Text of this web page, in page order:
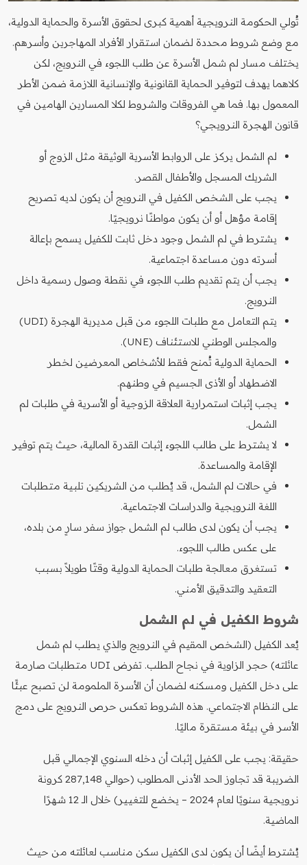
تُولي الحكومة النرويجية أهمية كبرى لحقوق الأسرة والحماية الدولية،
مع وضع شروط محددة لضمان استقرار الأفراد المهاجرين وأسرهم.
يختلف مسار لم شمل الأسرة عن طلب اللجوء في النرويج، لكن
كلاهما يهدف لتوفير الحماية القانونية والإنسانية اللازمة ضمن الأطر
المعمول بها. فما هي الفروقات والشروط لكلا المسارين الهامين في
قانون الهجرة النرويجي؟
لم الشمل يركز على الروابط الأسرية الوثيقة مثل الزوج أو
الشريك المسجل والأطفال القصر.
يجب على الشخص الكفيل في النرويج أن يكون لديه تصريح
إقامة مؤهل أو أن يكون مواطنًا نرويجيًا.
يشترط في لم الشمل وجود دخل ثابت للكفيل يسمح بإعالة
أسرته دون مساعدة اجتماعية.
يجب أن يتم تقديم طلب اللجوء في نقطة وصول رسمية داخل
النرويج.
يتم التعامل مع طلبات اللجوء من قبل مديرية الهجرة (UDI)
والمجلس الوطني للاستئناف (UNE).
الحماية الدولية تُمنح فقط للأشخاص المعرضين لخطر
الاضطهاد أو الأذى الجسيم في وطنهم.
يجب إثبات استمرارية العلاقة الزوجية أو الأسرية في طلبات لم
الشمل.
لا يشترط على طالب اللجوء إثبات القدرة المالية، حيث يتم توفير
الإقامة والمساعدة.
في حالات لم الشمل، قد يُطلب من الشريكين تلبية متطلبات
اللغة النرويجية والدراسات الاجتماعية.
يجب أن يكون لدى طالب لم الشمل جواز سفر سارٍ من بلده،
على عكس طالب اللجوء.
تستغرق معالجة طلبات الحماية الدولية وقتًا طويلاً بسبب
التعقيد والتدقيق الأمني.
شروط الكفيل في لم الشمل
يُعد الكفيل (الشخص المقيم في النرويج والذي يطلب لم شمل
عائلته) حجر الزاوية في نجاح الطلب. تفرض UDI متطلبات صارمة
على دخل الكفيل ومسكنه لضمان أن الأسرة الملمومة لن تصبح عبئًا
على النظام الاجتماعي. هذه الشروط تعكس حرص النرويج على دمج
الأسر في بيئة مستقرة ماليًا.
حقيقة: يجب على الكفيل إثبات أن دخله السنوي الإجمالي قبل
الضريبة قد تجاوز الحد الأدنى المطلوب (حوالي 287,148 كرونة
نرويجية سنويًا لعام 2024 – يخضع للتغيير) خلال الـ 12 شهرًا
الماضية.
يُشترط أيضًا أن يكون لدى الكفيل سكن مناسب لعائلته من حيث